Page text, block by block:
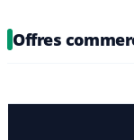
Offres